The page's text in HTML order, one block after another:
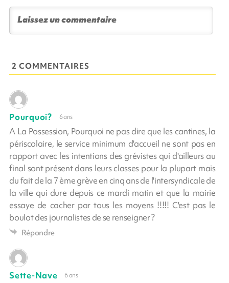
2 COMMENTAIRES
Pourquoi? 6 ans
A La Possession, Pourquoi ne pas dire que les cantines, la
périscolaire, le service minimum d'accueil ne sont pas en
rapport avec les intentions des grévistes qui d'ailleurs au
final sont présent dans leurs classes pour la plupart mais
du fait de la 7 ème grève en cinq ans de l'intersyndicale de
la ville qui dure depuis ce mardi matin et que la mairie
essaye de cacher par tous les moyens !!!!! C'est pas le
boulot des journalistes de se renseigner ?
Répondre
Sette-Nave 6 ans